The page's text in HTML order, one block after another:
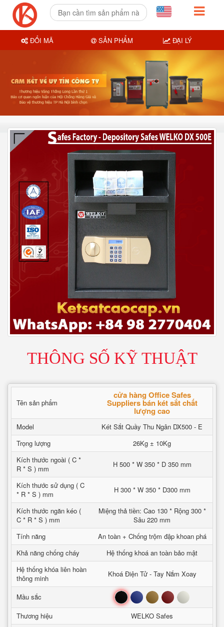
THÔNG SỐ KỸ THUẬT
Tên sản phẩm
cửa hàng Office Safes
Suppliers bán két sắt chất
lượng cao
Model
Két Sắt Quầy Thu Ngân DX500 - E
Trọng lượng
26Kg ± 10Kg
Kích thước ngoài ( C *
R * S ) mm
H 500 * W 350 * D 350 mm
Kích thước sử dụng ( C
* R * S ) mm
H 300 * W 350 * D300 mm
Kích thước ngăn kéo (
C * R * S ) mm
Miệng thả tiền: Cao 130 * Rộng 300 *
Sâu 220 mm
Tính năng
An toàn + Chống trộm đập khoan phá
Khả năng chống cháy
Hệ thống khoá an toàn bảo mật
Hệ thống khóa liên hoàn
thông minh
Khoá Điện Tử - Tay Nắm Xoay
Mầu sắc Đen Xanh Nâu Đỏ Trắng
Thương hiệu
WELKO Safes
ĐỔI MÃ SẢN PHẨM ĐẠI LÝ